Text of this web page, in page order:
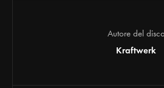
Autore del disco
Kraftwerk